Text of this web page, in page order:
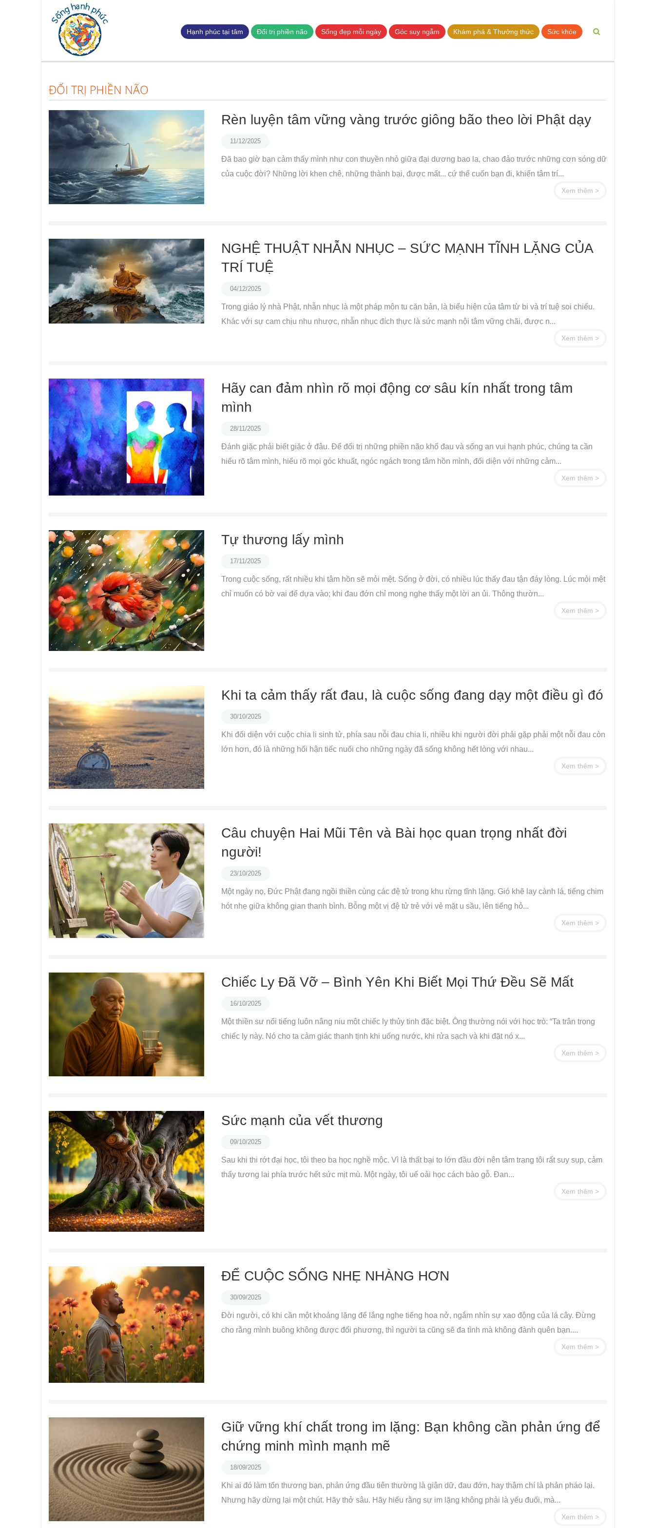
nội
dung
Hạnh phúc tại tâm Đối trị phiền não Sống đẹp mỗi ngày Góc suy ngẫm Khám phá & Thưởng thức Sức khỏe
ĐỐI TRỊ PHIỀN NÃO
Rèn luyện tâm vững vàng trước giông bão theo lời Phật dạy
11/12/2025
Đã bao giờ bạn cảm thấy mình như con thuyền nhỏ giữa đại dương bao la, chao đảo trước những cơn sóng dữ
của cuộc đời? Những lời khen chê, những thành bại, được mất... cứ thế cuốn bạn đi, khiến tâm trí...
Xem thêm >
NGHỆ THUẬT NHẪN NHỤC – SỨC MẠNH TĨNH LẶNG CỦA
TRÍ TUỆ
04/12/2025
Trong giáo lý nhà Phật, nhẫn nhục là một pháp môn tu căn bản, là biểu hiện của tâm từ bi và trí tuệ soi chiếu.
Khác với sự cam chịu nhu nhược, nhẫn nhục đích thực là sức mạnh nội tâm vững chãi, được n...
Xem thêm >
Hãy can đảm nhìn rõ mọi động cơ sâu kín nhất trong tâm
mình
28/11/2025
Đánh giặc phải biết giặc ở đâu. Để đối trị những phiền não khổ đau và sống an vui hạnh phúc, chúng ta cần
hiểu rõ tâm mình, hiểu rõ mọi góc khuất, ngóc ngách trong tâm hồn mình, đối diện với những cảm...
Xem thêm >
Tự thương lấy mình
17/11/2025
Trong cuộc sống, rất nhiều khi tâm hồn sẽ mỏi mệt. Sống ở đời, có nhiều lúc thấy đau tận đáy lòng. Lúc mỏi mệt
chỉ muốn có bờ vai để dựa vào; khi đau đớn chỉ mong nghe thấy một lời an ủi. Thông thườn...
Xem thêm >
Khi ta cảm thấy rất đau, là cuộc sống đang dạy một điều gì đó
30/10/2025
Khi đối diện với cuộc chia li sinh tử, phía sau nỗi đau chia li, nhiều khi người đời phải gặp phải một nỗi đau còn
lớn hơn, đó là những hối hận tiếc nuối cho những ngày đã sống không hết lòng với nhau...
Xem thêm >
Câu chuyện Hai Mũi Tên và Bài học quan trọng nhất đời
người!
23/10/2025
Một ngày nọ, Đức Phật đang ngồi thiền cùng các đệ tử trong khu rừng tĩnh lặng. Gió khẽ lay cành lá, tiếng chim
hót nhẹ giữa không gian thanh bình. Bỗng một vị đệ tử trẻ với vẻ mặt u sầu, lên tiếng hỏ...
Xem thêm >
Chiếc Ly Đã Vỡ – Bình Yên Khi Biết Mọi Thứ Đều Sẽ Mất
16/10/2025
Một thiền sư nổi tiếng luôn nâng niu một chiếc ly thủy tinh đặc biệt. Ông thường nói với học trò: “Ta trân trọng
chiếc ly này. Nó cho ta cảm giác thanh tịnh khi uống nước, khi rửa sạch và khi đặt nó x...
Xem thêm >
Sức mạnh của vết thương
09/10/2025
Sau khi thi rớt đại học, tôi theo ba học nghề mộc. Vì là thất bại to lớn đầu đời nên tâm trạng tôi rất suy sụp, cảm
thấy tương lai phía trước hết sức mịt mù. Một ngày, tôi uế oải học cách bào gỗ. Đan...
Xem thêm >
ĐỂ CUỘC SỐNG NHẸ NHÀNG HƠN
30/09/2025
Đời người, có khi cần một khoảng lặng để lắng nghe tiếng hoa nở, ngắm nhìn sự xao động của lá cây. Đừng
cho rằng mình buông không được đối phương, thì người ta cũng sẽ đa tình mà không đành quên bạn....
Xem thêm >
Giữ vững khí chất trong im lặng: Bạn không cần phản ứng để
chứng minh mình mạnh mẽ
18/09/2025
Khi ai đó làm tổn thương bạn, phản ứng đầu tiên thường là giận dữ, đau đớn, hay thậm chí là phản pháo lại.
Nhưng hãy dừng lại một chút. Hãy thở sâu. Hãy hiểu rằng sự im lặng không phải là yếu đuối, mà...
Xem thêm >